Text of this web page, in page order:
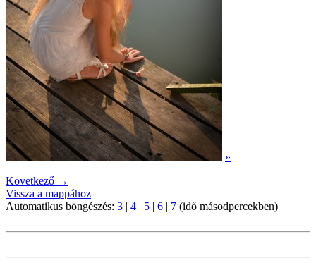
»
Következő →
Vissza a mappához
Automatikus böngészés: 3 | 4 | 5 | 6 | 7 (idő másodpercekben)